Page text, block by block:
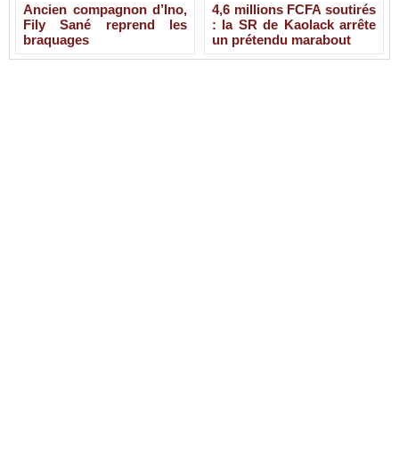
Ancien compagnon d’Ino,
Fily Sané reprend les
braquages
4,6 millions FCFA soutirés
: la SR de Kaolack arrête
un prétendu marabout